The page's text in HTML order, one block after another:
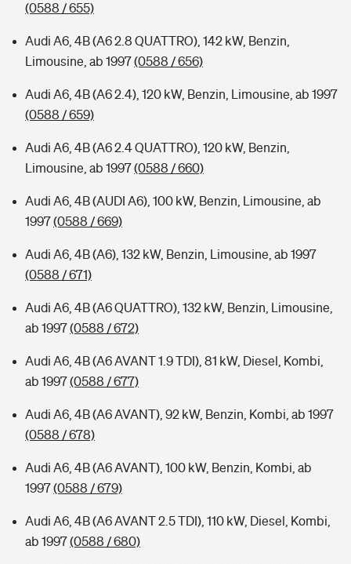
(0588 / 655)
Audi A6, 4B (A6 2.8 QUATTRO), 142 kW, Benzin,
Limousine, ab 1997(0588 / 656)
Audi A6, 4B (A6 2.4), 120 kW, Benzin, Limousine, ab 1997
(0588 / 659)
Audi A6, 4B (A6 2.4 QUATTRO), 120 kW, Benzin,
Limousine, ab 1997(0588 / 660)
Audi A6, 4B (AUDI A6), 100 kW, Benzin, Limousine, ab
1997(0588 / 669)
Audi A6, 4B (A6), 132 kW, Benzin, Limousine, ab 1997
(0588 / 671)
Audi A6, 4B (A6 QUATTRO), 132 kW, Benzin, Limousine,
ab 1997(0588 / 672)
Audi A6, 4B (A6 AVANT 1.9 TDI), 81 kW, Diesel, Kombi,
ab 1997(0588 / 677)
Audi A6, 4B (A6 AVANT), 92 kW, Benzin, Kombi, ab 1997
(0588 / 678)
Audi A6, 4B (A6 AVANT), 100 kW, Benzin, Kombi, ab
1997(0588 / 679)
Audi A6, 4B (A6 AVANT 2.5 TDI), 110 kW, Diesel, Kombi,
ab 1997(0588 / 680)